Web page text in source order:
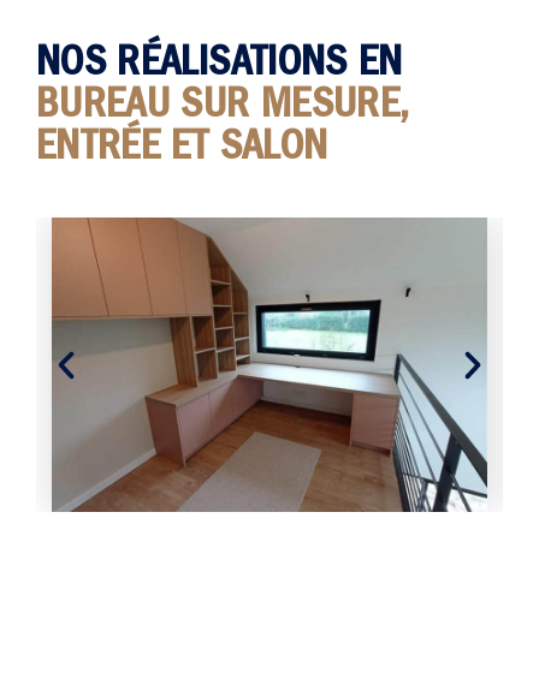
NOS RÉALISATIONS EN
BUREAU SUR MESURE,
ENTRÉE ET SALON
Fenêtre sur la nature avec ce bureau
sur-mesure à Sucé-sur-Erdre